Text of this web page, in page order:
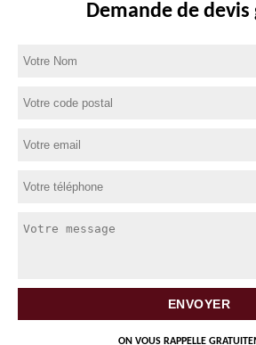
Demande de
ON VOUS RAPPELLE